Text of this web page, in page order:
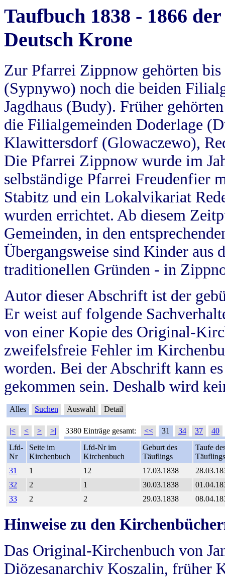
Taufbuch 1838 - 1866
Deutsch Krone
Zur Pfarrei Zippnow gehörten
(Sypnywo) noch die beiden
Jagdhaus (Budy). Früher
die Filialgemeinden Doderlage
Klawittersdorf (Glowaczewo),
Die Pfarrei Zippnow wurde im
selbständige Pfarrei Freudenfier
Stabitz und ein Lokalvikariat
wurden errichtet. Ab diesem
Gemeinden, in den
Übergangsweise sind Kinder aus
traditionellen Gründen - in
Autor dieser Abschrift ist der
Er weist auf folgende
von einer Kopie des Original-
zweifelsfreie Fehler im
worden. Bei der Abschrift kann
gekommen sein. Deshalb wird
Alles Suchen Auswahl Detail
|< < > >| 3380 Einträge gesamt: << 31 34 37
40
Lfd-
Nr
Seite im
Kirchenbuch
Lfd-Nr im
Kirchenbuch
Geburt des
Täuflings
Taufe
Täuflings
31
1 12 17.03.1838
32
2 1 30.03.1838
33
2 2 29.03.1838
Hinweise zu den
Das Original-Kirchenbuch von
Diözesanarchiv Koszalin, früher